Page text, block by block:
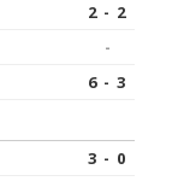
2 - 2
-
6 - 3
3 - 0